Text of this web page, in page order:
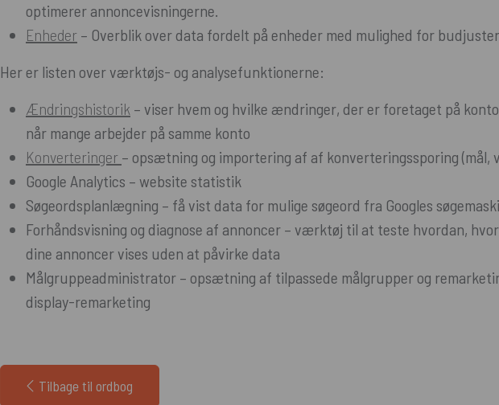
optimerer annoncevisningerne.
Enheder – Overblik over data fordelt på enheder med mulighed for
Her er listen over værktøjs- og analysefunktionerne:
Ændringshistorik – viser hvem og hvilke ændringer, der er foretaget på
når mange arbejder på samme konto
Konverteringer – opsætning og importering af af konverteringssporing (mål,
Google Analytics – website statistik
Søgeordsplanlægning – få vist data for mulige søgeord fra Googles
Forhåndsvisning og diagnose af annoncer – værktøj til at teste hvordan,
dine annoncer vises uden at påvirke data
Målgruppeadministrator – opsætning af tilpassede målgrupper og
display-remarketing
Tilbage til ordbog